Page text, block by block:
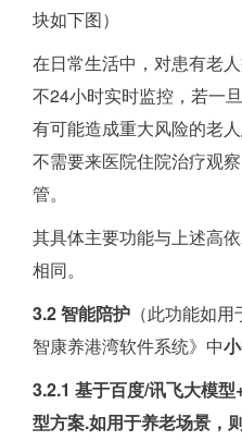
块如下图）
在日常生活中，对患有老
不24小时实时监控，若一
有可能造成重大风险的老
不需要来医院住院治疗观
管。
其具体主要功能与上述高
相同。
3.2 智能陪护 （此功能如
智康养港湾软件系统》中
3.2.1 基于百度/讯飞大模
型方案.如用于养老场景，